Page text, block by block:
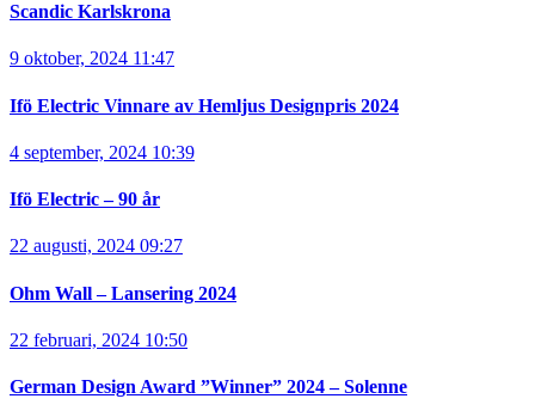
Scandic Karlskrona
9 oktober, 2024 11:47
Ifö Electric Vinnare av Hemljus Designpris 2024
4 september, 2024 10:39
Ifö Electric – 90 år
22 augusti, 2024 09:27
Ohm Wall – Lansering 2024
22 februari, 2024 10:50
German Design Award ”Winner” 2024 – Solenne